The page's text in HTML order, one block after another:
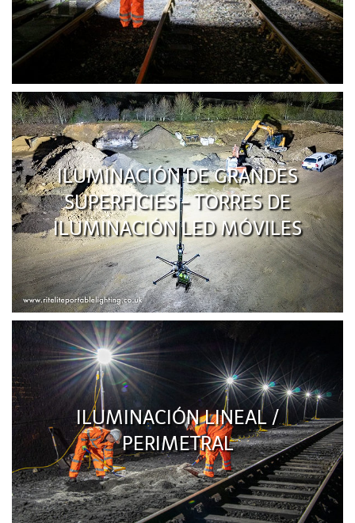
ILUMINACIÓN DE GRANDES
SUPERFICIES - TORRES DE
ILUMINACIÓN LED MÓVILES
ILUMINACIÓN LINEAL /
PERIMETRAL